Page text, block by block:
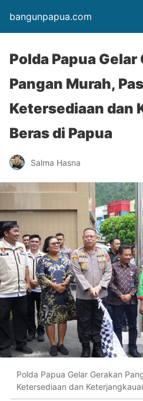
bangunpapua.com
Polda Papua Gelar
Pangan Murah,
Ketersediaan dan
Beras di Papua
Salma Hasna
Polda Papua Gelar Gerakan
Ketersediaan dan